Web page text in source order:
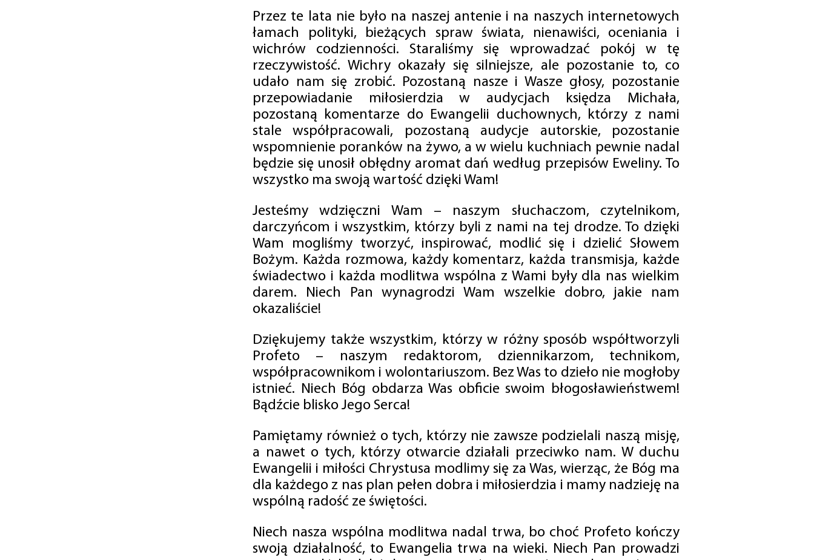
Przez te lata nie było na naszej antenie i na naszych internetowych
łamach polityki, bieżących spraw świata, nienawiści, oceniania i
wichrów codzienności. Staraliśmy się wprowadzać pokój w tę
rzeczywistość. Wichry okazały się silniejsze, ale pozostanie to, co
udało nam się zrobić. Pozostaną nasze i Wasze głosy, pozostanie
przepowiadanie miłosierdzia w audycjach księdza Michała,
pozostaną komentarze do Ewangelii duchownych, którzy z nami
stale współpracowali, pozostaną audycje autorskie, pozostanie
wspomnienie poranków na żywo, a w wielu kuchniach pewnie nadal
będzie się unosił obłędny aromat dań według przepisów Eweliny. To
wszystko ma swoją wartość dzięki Wam!
Jesteśmy wdzięczni Wam – naszym słuchaczom, czytelnikom,
darczyńcom i wszystkim, którzy byli z nami na tej drodze. To dzięki
Wam mogliśmy tworzyć, inspirować, modlić się i dzielić Słowem
Bożym. Każda rozmowa, każdy komentarz, każda transmisja, każde
świadectwo i każda modlitwa wspólna z Wami były dla nas wielkim
darem. Niech Pan wynagrodzi Wam wszelkie dobro, jakie nam
okazaliście!
Dziękujemy także wszystkim, którzy w różny sposób współtworzyli
Profeto – naszym redaktorom, dziennikarzom, technikom,
współpracownikom i wolontariuszom. Bez Was to dzieło nie mogłoby
istnieć. Niech Bóg obdarza Was obficie swoim błogosławieństwem!
Bądźcie blisko Jego Serca!
Pamiętamy również o tych, którzy nie zawsze podzielali naszą misję,
a nawet o tych, którzy otwarcie działali przeciwko nam. W duchu
Ewangelii i miłości Chrystusa modlimy się za Was, wierząc, że Bóg ma
dla każdego z nas plan pełen dobra i miłosierdzia i mamy nadzieję na
wspólną radość ze świętości.
Niech nasza wspólna modlitwa nadal trwa, bo choć Profeto kończy
swoją działalność, to Ewangelia trwa na wieki. Niech Pan prowadzi